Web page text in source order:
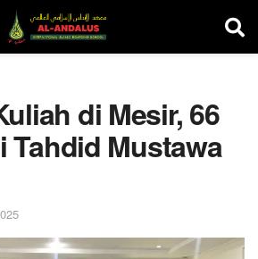
di Mesir, 66
Tahdid Mustawa